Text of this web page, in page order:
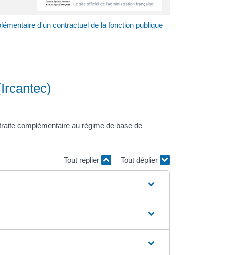
d'un contractuel de la fonction publique
complémentaire au régime de base de
Tout replier Tout déplier